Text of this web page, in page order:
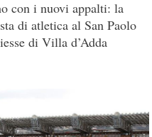
con i nuovi appalti: la
di atletica al San Paolo
di Villa d’Adda